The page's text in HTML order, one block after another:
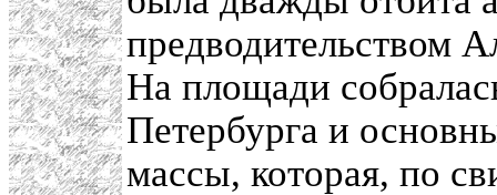
предводительством
На площади
Петербурга и
массы, которая, по